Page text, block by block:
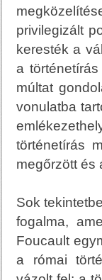
privilegizált
keresték a
a
múltat
vonulatba
történetírás
megőrzött és
Sok
fogalma,
Foucault
a római